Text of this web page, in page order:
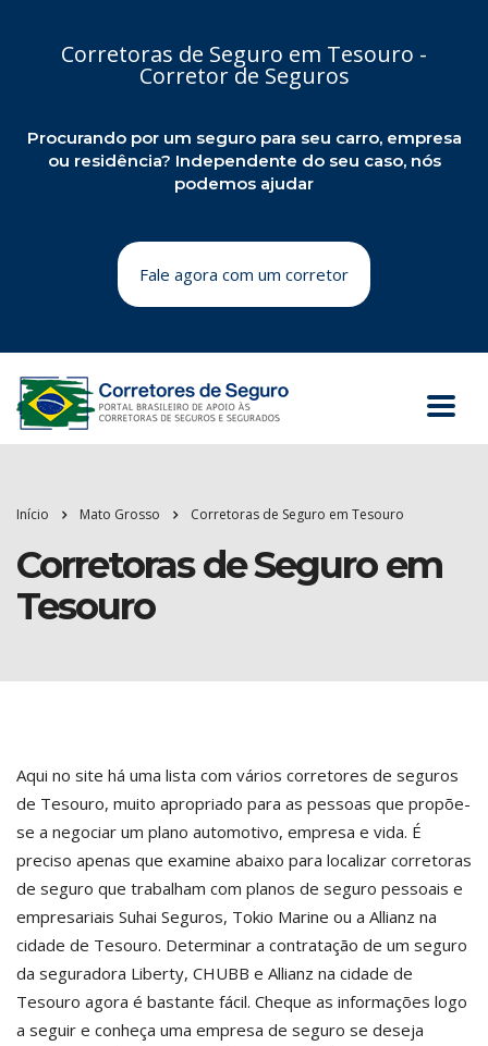
Corretoras de Seguro em Tesouro -
Corretor de Seguros
Procurando por um seguro para seu carro, empresa
ou residência? Independente do seu caso, nós
podemos ajudar
Fale agora com um corretor
Início Mato Grosso Corretoras de Seguro em Tesouro
Corretoras de Seguro em
Tesouro
Aqui no site há uma lista com vários corretores de seguros
de Tesouro, muito apropriado para as pessoas que propõe-
se a negociar um plano automotivo, empresa e vida. É
preciso apenas que examine abaixo para localizar corretoras
de seguro que trabalham com planos de seguro pessoais e
empresariais Suhai Seguros, Tokio Marine ou a Allianz na
cidade de Tesouro. Determinar a contratação de um seguro
da seguradora Liberty, CHUBB e Allianz na cidade de
Tesouro agora é bastante fácil. Cheque as informações logo
a seguir e conheça uma empresa de seguro se deseja